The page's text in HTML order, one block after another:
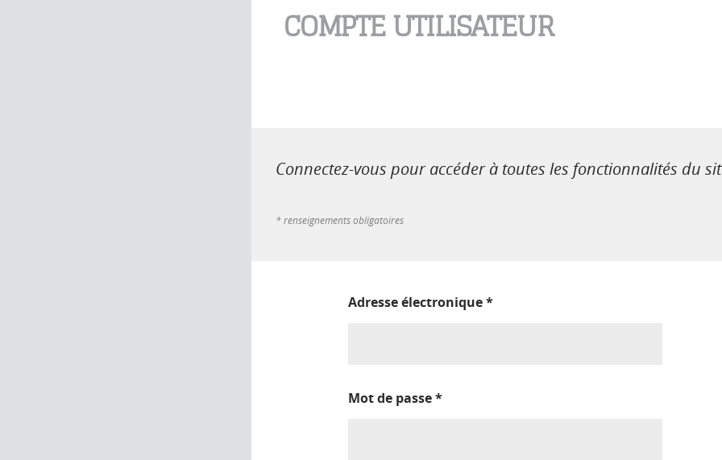
COMPTE UTILISATEUR
Connectez-vous pour accéder à toutes les fonctionnalités du
* renseignements obligatoires
Adresse électronique*
Mot de passe*